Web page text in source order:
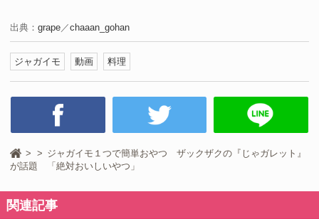
出典： grape ／chaaan_gohan
ジャガイモ 動画 料理
ジャガイモ１つで簡単おやつ ザックザクの『じゃガレット』
が話題 「絶対おいしいやつ」
関連記事